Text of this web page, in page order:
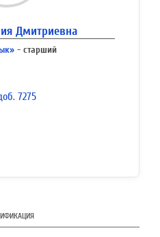
Дмитриевна
- старший
7275